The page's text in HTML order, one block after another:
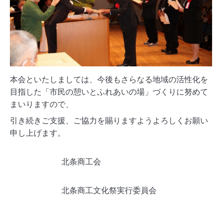
本会といたしましては、今後もさらなる地域の活性化を
目指した「市民の憩いとふれあいの場」づくりに努めて
まいりますので、
引き続きご支援、ご協力を賜りますようよろしくお願い
申し上げます。
北条商工会
北条商工文化祭実行委員会